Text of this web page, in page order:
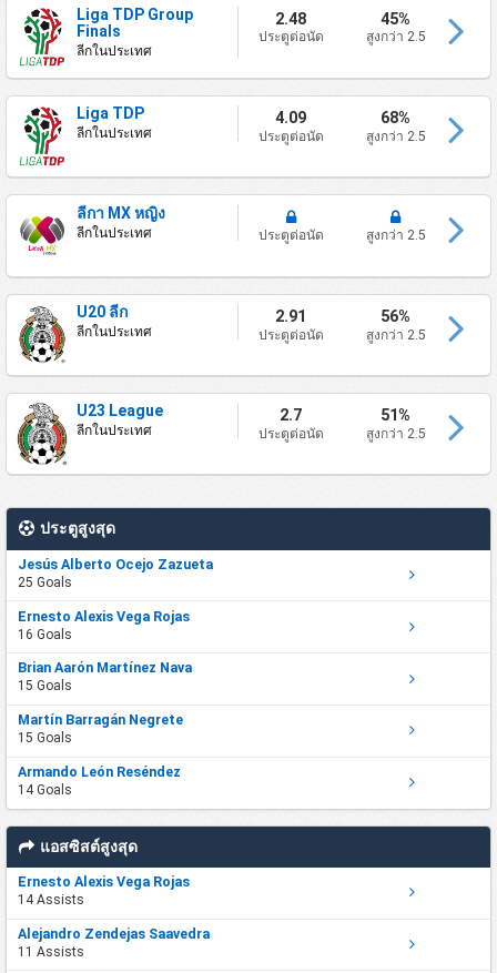
Liga TDP Group
Finals
ลีกในประเทศ
2.48
ประตูต่อนัด
45%
สูงกว่า 2.5
Liga TDP
ลีกในประเทศ
4.09
ประตูต่อนัด
68%
สูงกว่า 2.5
ลีกา MX หญิง
ลีกในประเทศ ประตูต่อนัด สูงกว่า 2.5
U20 ลีก
ลีกในประเทศ
2.91
ประตูต่อนัด
56%
สูงกว่า 2.5
U23 League
ลีกในประเทศ
2.7
ประตูต่อนัด
51%
สูงกว่า 2.5
ประตูสูงสุด
Jesús Alberto Ocejo Zazueta
25 Goals
Ernesto Alexis Vega Rojas
16 Goals
Brian Aarón Martínez Nava
15 Goals
Martín Barragán Negrete
15 Goals
Armando León Reséndez
14 Goals
แอสซิสต์สูงสุด
Ernesto Alexis Vega Rojas
14 Assists
Alejandro Zendejas Saavedra
11 Assists